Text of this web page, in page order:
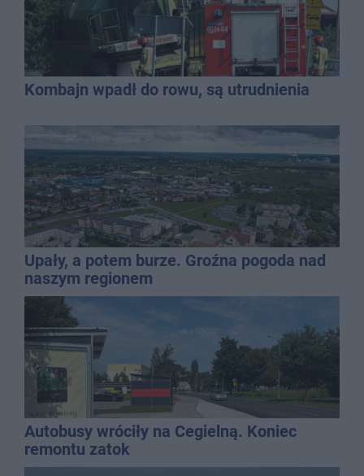
Kombajn wpadł do rowu, są utrudnienia
Upały, a potem burze. Groźna pogoda nad
naszym regionem
Autobusy wróciły na Cegielną. Koniec
remontu zatok